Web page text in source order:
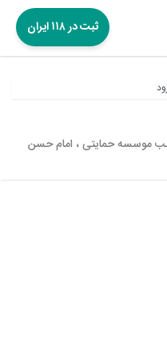
ثبت در ۱۱۸ ایران
موسسه حمایتی ، امام حسن